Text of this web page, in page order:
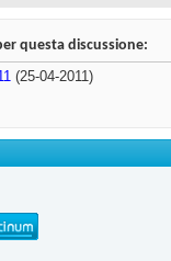
questa discussione:
(25-04-2011)